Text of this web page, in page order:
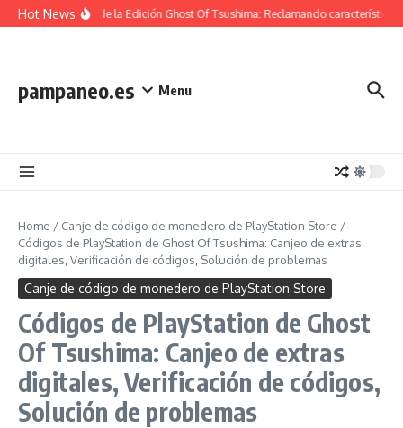
Skip to content
Hot News
Contenido de la Edición Ghost Of Tsushima: Reclamando características
pampaneo.es Menu
Home / Canje de código de monedero de PlayStation Store /
Códigos de PlayStation de Ghost Of Tsushima: Canjeo de extras
digitales, Verificación de códigos, Solución de problemas
Canje de código de monedero de PlayStation Store
Códigos de PlayStation de Ghost
Of Tsushima: Canjeo de extras
digitales, Verificación de códigos,
Solución de problemas